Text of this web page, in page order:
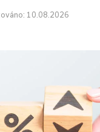
10.08.2026